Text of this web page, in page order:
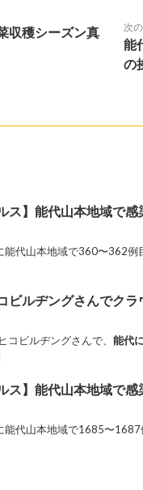
収穫シーズン真
次
能
の
ス】能代山本地域で
代山本地域で360〜362例
ビルヂングさんでク
コビルヂングさんで、 能代
ス】能代山本地域で
代山本地域で1685〜